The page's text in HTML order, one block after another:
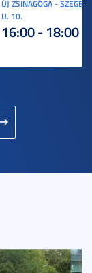
ÚJ ZSINAGÓGA -
U. 10.
16:00 - 18:00